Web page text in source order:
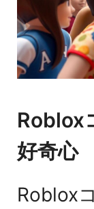
Roblox
好奇心
Roblox